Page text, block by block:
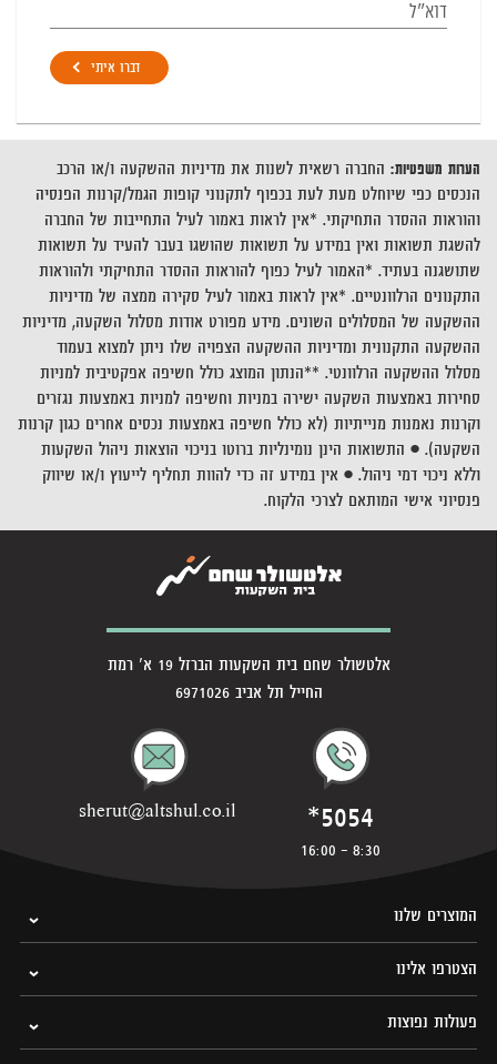
דברו איתי
הערות משפטיות: החברה רשאית לשנות את מדיניות ההשקעה ו/או הרכב
הנכסים כפי שיוחלט מעת לעת בכפוף לתקנוני קופות הגמל/קרנות הפנסיה
והוראות ההסדר התחיקתי. *אין לראות באמור לעיל התחייבות של החברה
להשגת תשואות ואין במידע על תשואות שהושגו בעבר להעיד על תשואות
שתושגנה בעתיד. *האמור לעיל כפוף להוראות ההסדר התחיקתי ולהוראות
התקנונים הרלוונטיים. *אין לראות באמור לעיל סקירה ממצה של מדיניות
ההשקעה של המסלולים השונים. מידע מפורט אודות מסלול השקעה, מדיניות
ההשקעה התקנונית ומדיניות ההשקעה הצפויה שלו ניתן למצוא בעמוד
מסלול ההשקעה הרלוונטי. **הנתון המוצג כולל חשיפה אפקטיבית למניות
סחירות באמצעות השקעה ישירה במניות וחשיפה למניות באמצעות נגזרים
וקרנות נאמנות מנייתיות (לא כולל חשיפה באמצעות נכסים אחרים כגון קרנות
השקעה). • התשואות הינן נומינליות ברוטו בניכוי הוצאות ניהול השקעות
וללא ניכוי דמי ניהול. • אין במידע זה כדי להוות תחליף לייעוץ ו/או שיווק
פנסיוני אישי המותאם לצרכי הלקוח.
אלטשולר שחם בית השקעות הברזל 19 א' רמת
החייל תל אביב 6971026
*5054
8:30 - 16:00
sherut@altshul.co.il
המוצרים שלנו
הצטרפו אלינו
פעולות נפוצות